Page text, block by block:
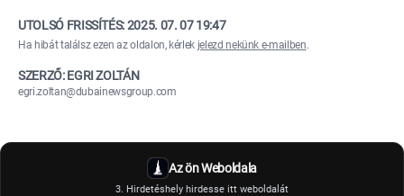
UTOLSÓ FRISSÍTÉS:2025. 07. 07 19:47
Ha hibát találsz ezen az oldalon, kérlek jelezd nekünk e-mailben.
SZERZŐ: EGRI ZOLTÁN
egri.zoltan@dubainewsgroup.com
Az ön Weboldala
3. Hirdetéshely hirdesse itt weboldalát